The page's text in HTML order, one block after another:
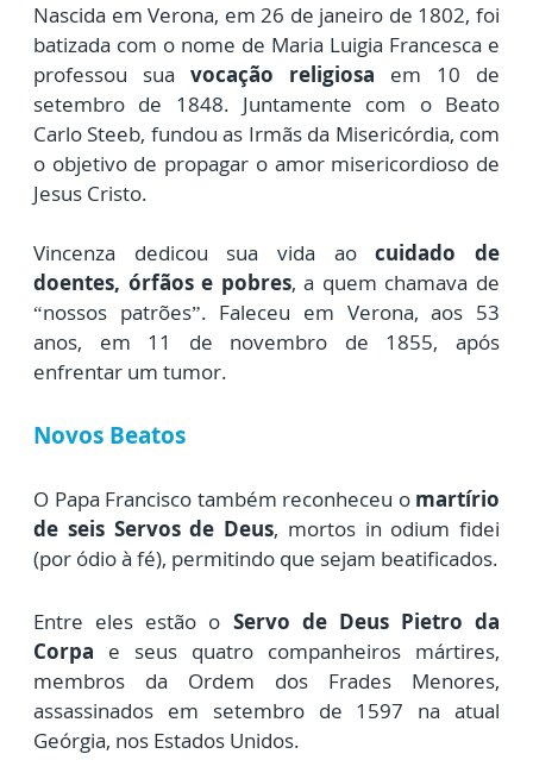
Nascida em Verona, em 26 de janeiro de 1802, foi
batizada com o nome de Maria Luigia Francesca e
professou sua vocação religiosa em 10 de
setembro de 1848. Juntamente com o Beato
Carlo Steeb, fundou as Irmãs da Misericórdia, com
o objetivo de propagar o amor misericordioso de
Jesus Cristo.
Vincenza dedicou sua vida aocuidado de
doentes, órfãos e pobres, a quem chamava de
“nossos patrões”. Faleceu em Verona, aos 53
anos, em 11 de novembro de 1855, após
enfrentar um tumor.
Novos Beatos
O Papa Francisco também reconheceu o martírio
de seis Servos de Deus, mortos in odium fidei
(por ódio à fé), permitindo que sejam beatificados.
Entre eles estão o Servo de Deus Pietro da
Corpa e seus quatro companheiros mártires,
membros da Ordem dos Frades Menores,
assassinados em setembro de 1597 na atual
Geórgia, nos Estados Unidos.